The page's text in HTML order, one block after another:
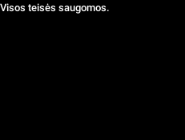
teisės saugomos.